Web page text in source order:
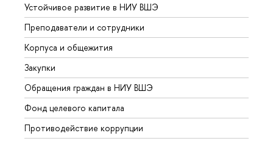
Устойчивое развитие в НИУ ВШЭ
Преподаватели и сотрудники
Корпуса и общежития
Закупки
Обращения граждан в НИУ ВШЭ
Фонд целевого капитала
Противодействие коррупции